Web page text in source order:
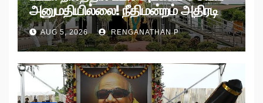
அனுமதியில்லை! நீதிமன்றம் அதிரடி
உத்தரவு!
AUG 5, 2026 RENGANATHAN P